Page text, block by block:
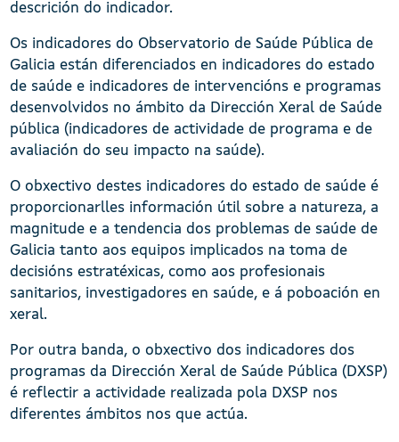
descrición do indicador.
Os indicadores do Observatorio de Saúde Pública de
Galicia están diferenciados en indicadores do estado
de saúde e indicadores de intervencións e programas
desenvolvidos no ámbito da Dirección Xeral de Saúde
pública (indicadores de actividade de programa e de
avaliación do seu impacto na saúde).
O obxectivo destes indicadores do estado de saúde é
proporcionarlles información útil sobre a natureza, a
magnitude e a tendencia dos problemas de saúde de
Galicia tanto aos equipos implicados na toma de
decisións estratéxicas, como aos profesionais
sanitarios, investigadores en saúde, e á poboación en
xeral.
Por outra banda, o obxectivo dos indicadores dos
programas da Dirección Xeral de Saúde Pública (DXSP)
é reflectir a actividade realizada pola DXSP nos
diferentes ámbitos nos que actúa.